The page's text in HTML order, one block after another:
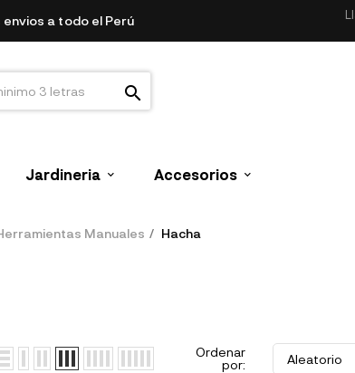
envios a todo el Perú
search
Jardineria Accesorios
Manuales Hacha
Ordenar
por:
Aleatorio